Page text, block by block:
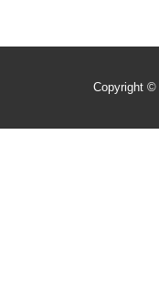
Copyright ©